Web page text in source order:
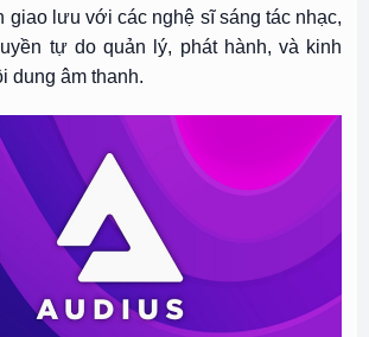
giao lưu với các nghệ sĩ sáng tác nhạc,
tự do quản lý, phát hành, và kinh
dung âm thanh.